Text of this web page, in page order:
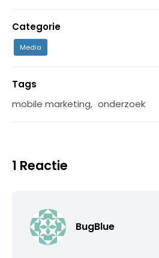
Categorie
Media
Tags
mobile marketing, onderzoek
1 Reactie
BugBlue